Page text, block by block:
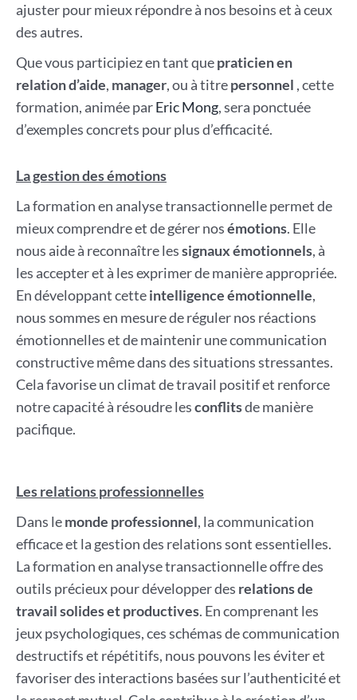
ajuster pour mieux répondre à nos besoins et à ceux
des autres.
Que vous participiez en tant quepraticien en
relation d’aide, manager, ou à titrepersonnel , cette
formation, animée parEric Mong, sera ponctuée
d’exemples concrets pour plus d’efficacité.
La gestion des émotions
La formation en analyse transactionnelle permet de
mieux comprendre et de gérer nosémotions. Elle
nous aide à reconnaître lessignaux émotionnels, à
les accepter et à les exprimer de manière appropriée.
En développant cetteintelligence émotionnelle,
nous sommes en mesure de réguler nos réactions
émotionnelles et de maintenir une communication
constructive même dans des situations stressantes.
Cela favorise un climat de travail positif et renforce
notre capacité à résoudre lesconflitsde manière
pacifique.
Les relations professionnelles
Dans lemonde professionnel, la communication
efficace et la gestion des relations sont essentielles.
La formation en analyse transactionnelle offre des
outils précieux pour développer des relations de
travail solides et productives. En comprenant les
jeux psychologiques, ces schémas de communication
destructifs et répétitifs, nous pouvons les éviter et
favoriser des interactions basées sur l’authenticité et